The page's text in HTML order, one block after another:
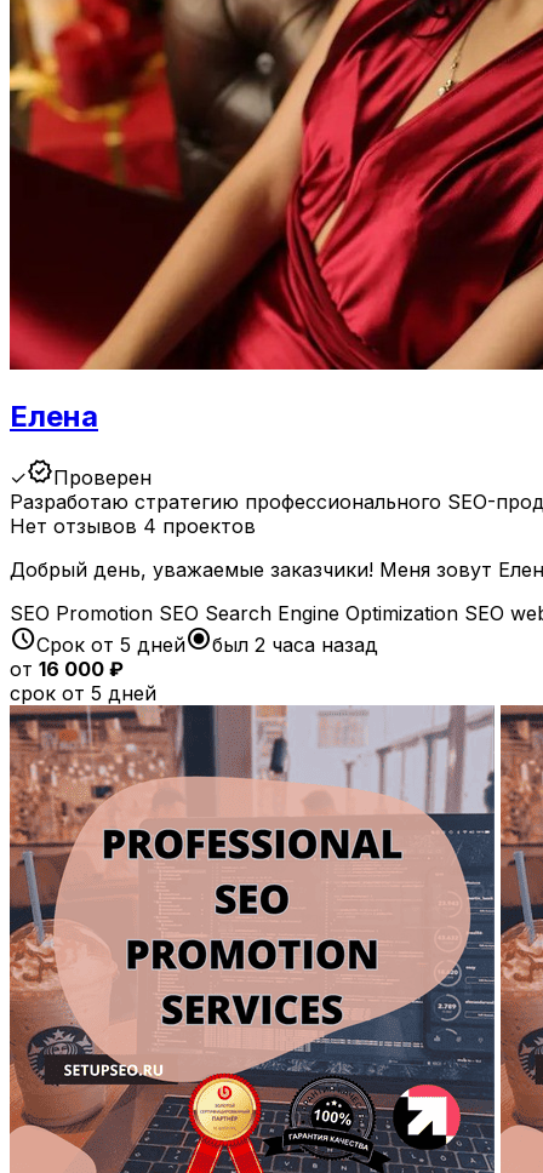
Елена
✓verifiedПроверен
Разработаю стратегию профессионального SEO-
Нет отзывов 4 проектов
Добрый день, уважаемые заказчики! Меня зовут
SEO Promotion SEO Search Engine Optimization SEO
scheduleСрок от 5 днейradio_button_checkedбыл 2 часа назад
от 16 000 ₽
срок от 5 дней